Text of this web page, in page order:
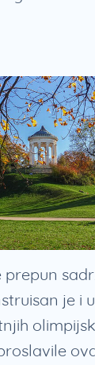
je i